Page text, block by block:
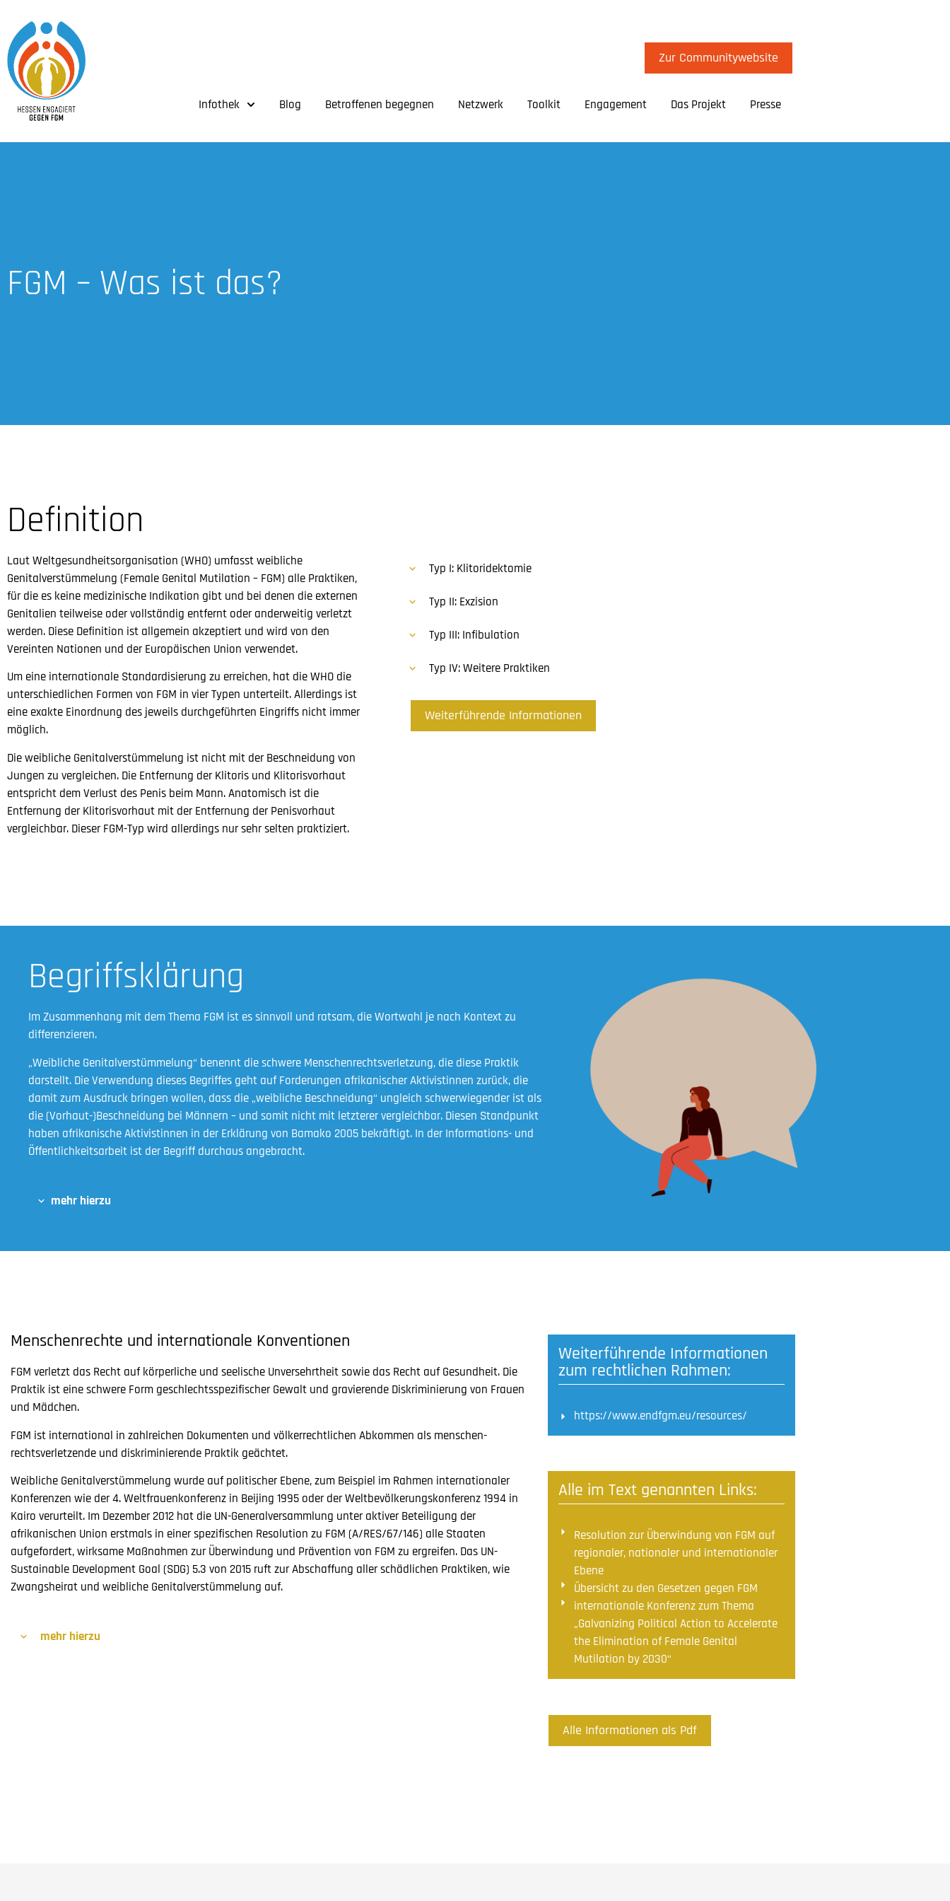
Zur Communitywebsite
Infothek Blog Betroffenen begegnen Netzwerk Toolkit Engagement Das Projekt Presse
FGM – Was ist das?
Definition
Laut Weltgesundheitsorganisation (WHO) umfasst weibliche
Genitalverstümmelung (Female Genital Mutilation – FGM) alle Praktiken,
für die es keine medizinische Indikation gibt und bei denen die externen
Genitalien teilweise oder vollständig entfernt oder anderweitig verletzt
werden. Diese Definition ist allgemein akzeptiert und wird von den
Vereinten Nationen und der Europäischen Union verwendet.
Um eine internationale Standardisierung zu erreichen, hat die WHO die
unterschiedlichen Formen von FGM in vier Typen unterteilt. Allerdings ist
eine exakte Einordnung des jeweils durchgeführten Eingriffs nicht immer
möglich.
Die weibliche Genitalverstümmelung ist nicht mit der Beschneidung von
Jungen zu vergleichen. Die Entfernung der Klitoris und Klitorisvorhaut
entspricht dem Verlust des Penis beim Mann. Anatomisch ist die
Entfernung der Klitorisvorhaut mit der Entfernung der Penisvorhaut
vergleichbar. Dieser FGM-Typ wird allerdings nur sehr selten praktiziert.
Typ I: Klitoridektomie
Typ II: Exzision
Typ III: Infibulation
Typ IV: Weitere Praktiken
Weiterführende Informationen
Begriffsklärung
Im Zusammenhang mit dem Thema FGM ist es sinnvoll und ratsam, die Wortwahl je nach Kontext zu
differenzieren.
„Weibliche Genitalverstümmelung“ benennt die schwere Menschenrechtsverletzung, die diese Praktik
darstellt. Die Verwendung dieses Begriffes geht auf Forderungen afrikanischer Aktivistinnen zurück, die
damit zum Ausdruck bringen wollen, dass die „weibliche Beschneidung“ ungleich schwerwiegender ist als
die (Vorhaut-)Beschneidung bei Männern – und somit nicht mit letzterer vergleichbar. Diesen Standpunkt
haben afrikanische Aktivistinnen in der Erklärung von Bamako 2005 bekräftigt. In der Informations- und
Öffentlichkeitsarbeit ist der Begriff durchaus angebracht.
mehr hierzu
Menschenrechte und internationale Konventionen
FGM verletzt das Recht auf körperliche und seelische Unversehrtheit sowie das Recht auf Gesundheit. Die
Praktik ist eine schwere Form geschlechtsspezifischer Gewalt und gravierende Diskriminierung von Frauen
und Mädchen.
FGM ist international in zahlreichen Dokumenten und völkerrechtlichen Abkommen als menschen­
rechtsverletzende und diskriminierende Praktik geächtet.
Weibliche Genitalverstümmelung wurde auf politischer Ebene, zum Beispiel im Rahmen internationaler
Konferenzen wie der 4. Weltfrauenkonferenz in Beijing 1995 oder der Weltbevölkerungskonferenz 1994 in
Kairo verurteilt. Im Dezember 2012 hat die UN-Generalversammlung unter aktiver Beteiligung der
afrikanischen Union erstmals in einer spezifischen Resolution zu FGM (A/RES/67/146) alle Staaten
aufgefordert, wirksame Maßnahmen zur Überwindung und Prävention von FGM zu ergreifen. Das UN-
Sustainable Development Goal (SDG) 5.3 von 2015 ruft zur Abschaffung aller schädlichen Praktiken, wie
Zwangsheirat und weibliche Genitalverstümmelung auf.
mehr hierzu
Weiterführende Informationen
zum rechtlichen Rahmen:
https://www.endfgm.eu/resources/
Alle im Text genannten Links:
Resolution zur Überwindung von FGM auf
regionaler, nationaler und internationaler
Ebene
Übersicht zu den Gesetzen gegen FGM
internationale Konferenz zum Thema
„Galvanizing Political Action to Accelerate
the Elimination of Female Genital
Mutilation by 2030“
Alle Informationen als Pdf